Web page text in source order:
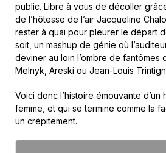
public. Libre à vous de décoller
de l’hôtesse de l’air Jacqueline
rester à quai pour pleurer le départ
soit, un mashup de génie où
deviner au loin l’ombre de fantômes
Melnyk, Areski ou Jean-Louis
Voici donc l’histoire émouvante d’un
femme, et qui se termine comme la
un crépitement.